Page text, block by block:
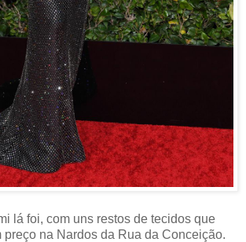
lá foi, com uns restos de tecidos que
preço na Nardos da Rua da Conceição.